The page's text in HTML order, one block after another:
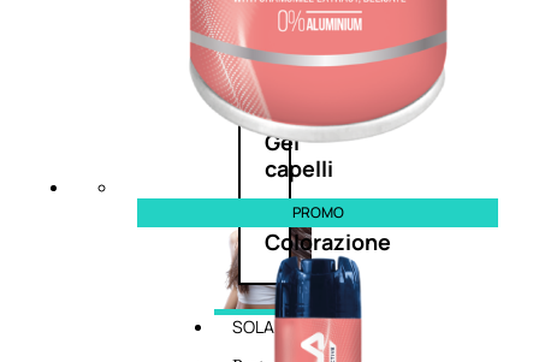
Cera
crema
Gel
capelli
Colorazione
SOLARI
PROMO